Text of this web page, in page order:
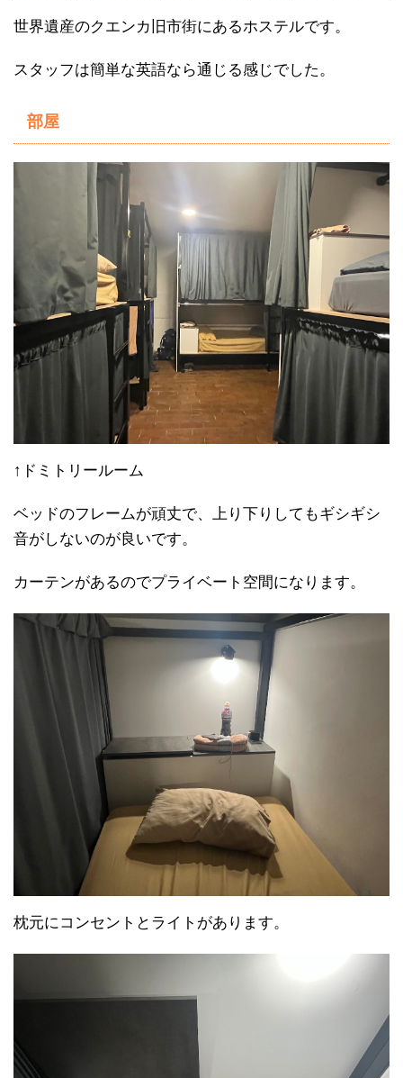
世界遺産のクエンカ旧市街にあるホステルです。
スタッフは簡単な英語なら通じる感じでした。
部屋
↑ドミトリールーム
ベッドのフレームが頑丈で、上り下りしてもギシギシ
音がしないのが良いです。
カーテンがあるのでプライベート空間になります。
枕元にコンセントとライトがあります。